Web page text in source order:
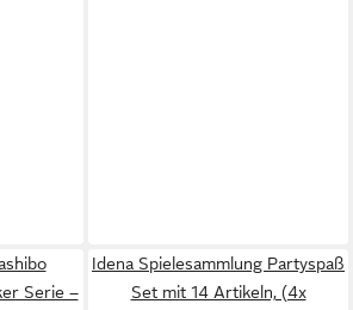
Serie –
Idena Spielesammlung Partyspaß
Set mit 14 Artikeln, (4x